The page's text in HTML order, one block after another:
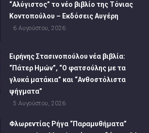
“Αλύγιστος” το νέο βιβλίο της Τόνιας
Κοντοπούλου – Εκδόσεις Αυγέρη
6 Αυγούστου, 2026
Ειρήνης Στασινοπούλου νέα βιβλία:
“Πάτερ Ημών”, “Ο φατσούλης με τα
γλυκά ματάκια” και “Ανθοστόλιστα
ψήγματα”
5 Αυγούστου, 2026
Φλωρεντίας Ρήγα “Παραμυθήματα”